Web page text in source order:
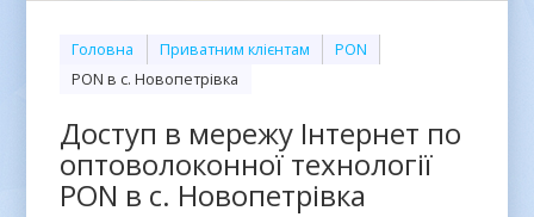
Головна Приватним клієнтам
PON
PON в с. Новопетрівка
Доступ в мережу Інтернет по
оптоволоконної технології
PON в с. Новопетрівка